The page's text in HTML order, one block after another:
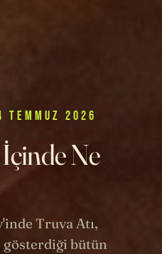
TEMMUZ 2026
Ne
Truva Atı,
gösterdiği bütün